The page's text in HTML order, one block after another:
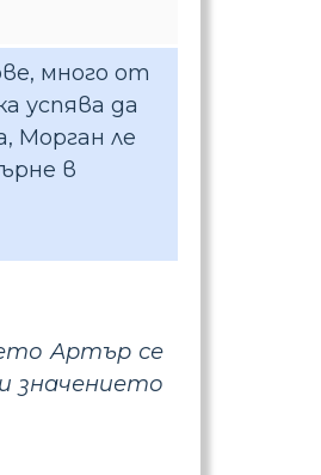
много от
успява да
Морган ле
в
Артър се
значението